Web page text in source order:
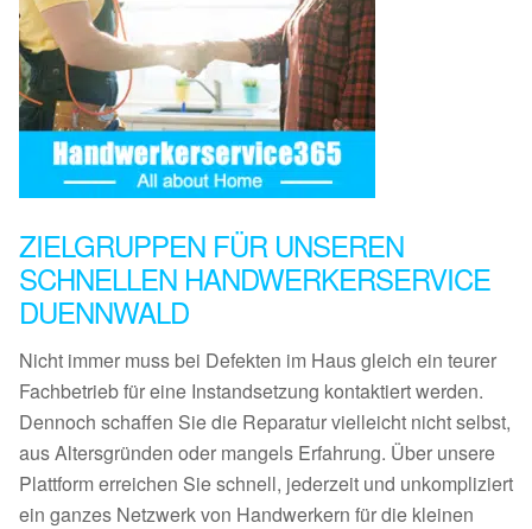
ZIELGRUPPEN FÜR UNSEREN
SCHNELLEN HANDWERKERSERVICE
DUENNWALD
Nicht immer muss bei Defekten im Haus gleich ein teurer
Fachbetrieb für eine Instandsetzung kontaktiert werden.
Dennoch schaffen Sie die Reparatur vielleicht nicht selbst,
aus Altersgründen oder mangels Erfahrung. Über unsere
Plattform erreichen Sie schnell, jederzeit und unkompliziert
ein ganzes Netzwerk von Handwerkern für die kleinen